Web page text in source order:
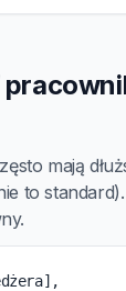
mają
to standard).